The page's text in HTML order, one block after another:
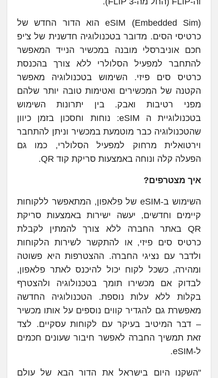
eSIM (Embedded Sim) הוא הדור החדש של
כרטיסי הסים. מדובר בטכנולוגיה חדשנית של צ'יפ
חכם אוניברסלי מובנה במכשיר הנייד המאפשר
להתחבר למפעיל הסלולרי ללא צורך בהכנסת
כרטיס סים פיזי. השימוש בטכנולוגיה מאפשר
הקטנה של המכשירים ואטימות טובה יותר שלהם
מפני רטיבות ואבק. בין יתרונות השימוש
בטכנולוגיית ה eSIM: נוחות וחסכון בזמן כיוון
שהטכנולוגיה כבר מוטמעת במכשיר וניתן להתחבר
וירטואלית מרחוק למפעיל הסלולרי, כמו גם
הפעלה קלה ונוחה באמצעות סריקת קוד QR.
איך מצטרפים?
השימוש ב-eSIM של פלאפון, המתאפשר ללקוחות
קיימים וחדשים, יעשה ישירות באמצעות סריקת
QR באתר החברה ללא צורך להמתין לקבלת
כרטיס סים פיזי, או להתקשר לשירות הלקוחות
ולדבר עם נציגי החברה. ההצטרפות היא פשוטה
ומהירה, כשכל לקוח יכול להיכנס לאתר פלאפון,
לבדוק אם מכשירו תומך בטכנולוגיה ולהצטרף
בקלות ללא עלות נוספת. הטכנולוגיה החדשה
מאפשרת גם להגדיר קווים נוספים על אותו מכשיר
– דבר המיטיב בעיקר עם לקוחות עסקיים. לצד
זאת תמשיך החברה לאפשר חיבור שעונים חכמים
ל-eSIM.
"השקנו היום בישראל את הדור הבא של עולם